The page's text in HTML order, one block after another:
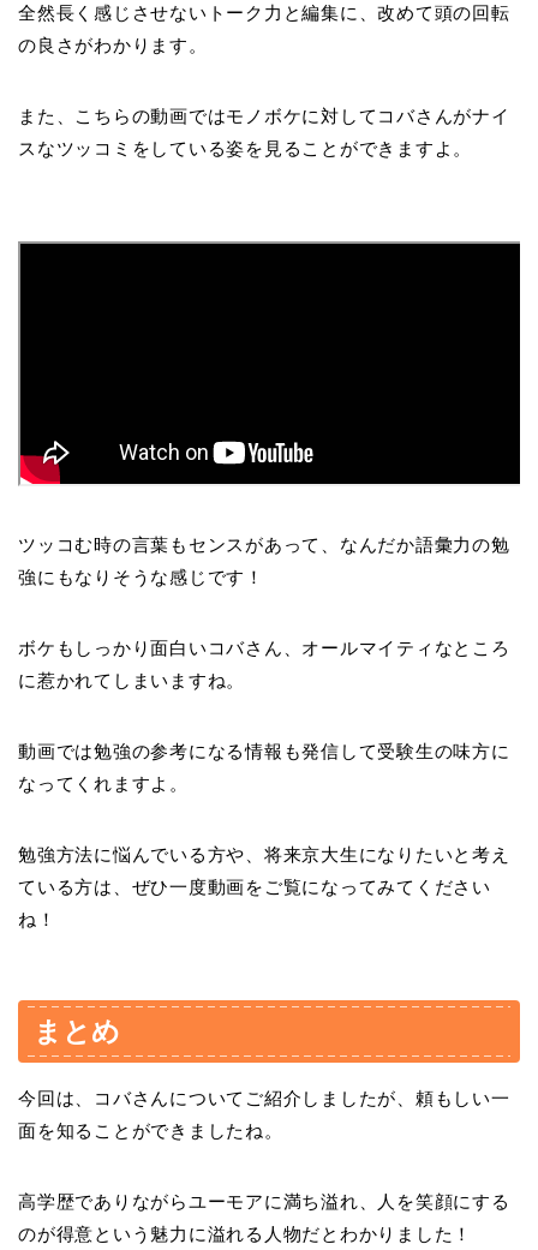
全然長く感じさせないトーク力と編集に、改めて頭の回転
の良さがわかります。
また、こちらの動画ではモノボケに対してコバさんがナイ
スなツッコミをしている姿を見ることができますよ。
ツッコむ時の言葉もセンスがあって、なんだか語彙力の勉
強にもなりそうな感じです！
ボケもしっかり面白いコバさん、オールマイティなところ
に惹かれてしまいますね。
動画では勉強の参考になる情報も発信して受験生の味方に
なってくれますよ。
勉強方法に悩んでいる方や、将来京大生になりたいと考え
ている方は、ぜひ一度動画をご覧になってみてください
ね！
まとめ
今回は、コバさんについてご紹介しましたが、頼もしい一
面を知ることができましたね。
高学歴でありながらユーモアに満ち溢れ、人を笑顔にする
のが得意という魅力に溢れる人物だとわかりました！